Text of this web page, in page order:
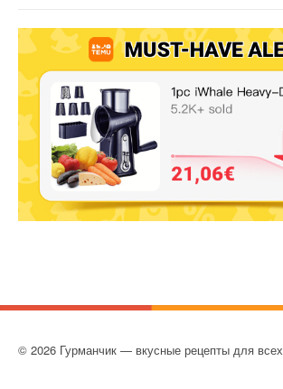
© 2026 Гурманчик — вкусные рецепты для всех